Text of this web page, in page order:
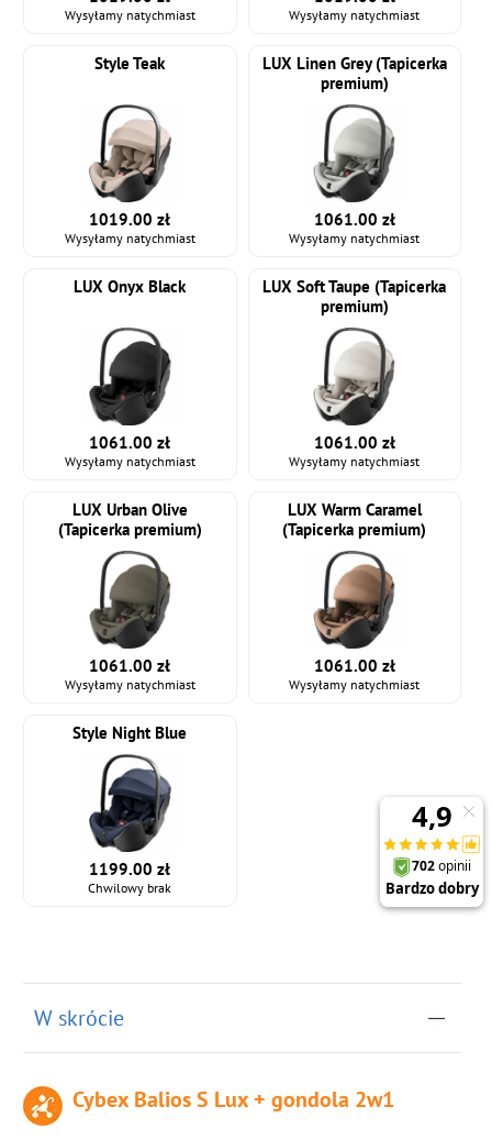
Wysyłamy natychmiast Wysyłamy natychmiast
Style Teak
1019.00 zł
Wysyłamy natychmiast
LUX Linen Grey (Tapicerka
premium)
1061.00 zł
Wysyłamy natychmiast
LUX Onyx Black
1061.00 zł
Wysyłamy natychmiast
LUX Soft Taupe (Tapicerka
premium)
1061.00 zł
Wysyłamy natychmiast
LUX Urban Olive
(Tapicerka premium)
1061.00 zł
Wysyłamy natychmiast
LUX Warm Caramel
(Tapicerka premium)
1061.00 zł
Wysyłamy natychmiast
Style Night Blue
1199.00 zł
Chwilowy brak
W skrócie
Cybex Balios S Lux + gondola 2w1